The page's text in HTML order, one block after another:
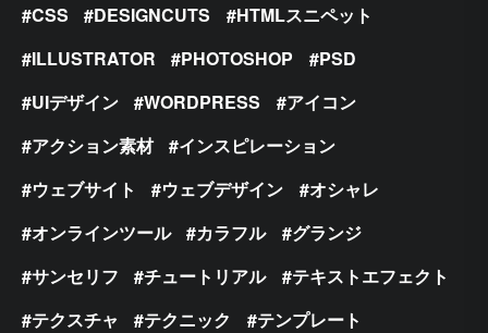
CSS DESIGNCUTS
HTMLスニペット
ILLUSTRATOR
PHOTOSHOP
PSD
UIデザイン
WORDPRESS
アイコン
アクション素材
インスピレーション
ウェブサイト
ウェブデザイン
オシャレ
オンラインツール
カラフル
グランジ
サンセリフ
チュートリアル
テキストエフェクト
テクスチャ
テクニック
テンプレート